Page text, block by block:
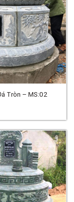
Tròn – MS:02